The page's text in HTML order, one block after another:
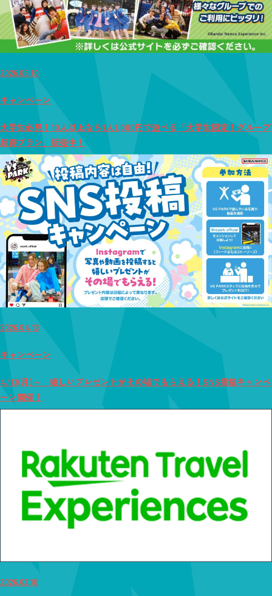
2026.05.10
キャンペーン
大学生必見！10人以上なら1人1,000円で遊べる「大学生限定！グループ
超得プラン」販売中！
2026.04.13
キャンペーン
4/13(月)～ 嬉しいプレゼントがその場でもらえる！SNS投稿キャンペ
ーン開催！
2026.03.10